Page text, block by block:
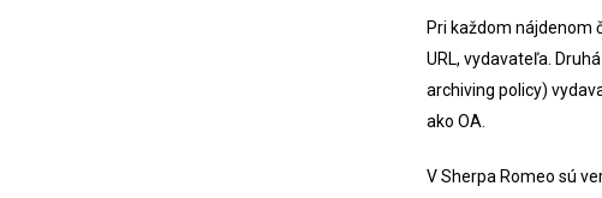
Pri každom nájdenom
URL, vydavateľa.
archiving policy)
ako OA.
V Sherpa Romeo sú